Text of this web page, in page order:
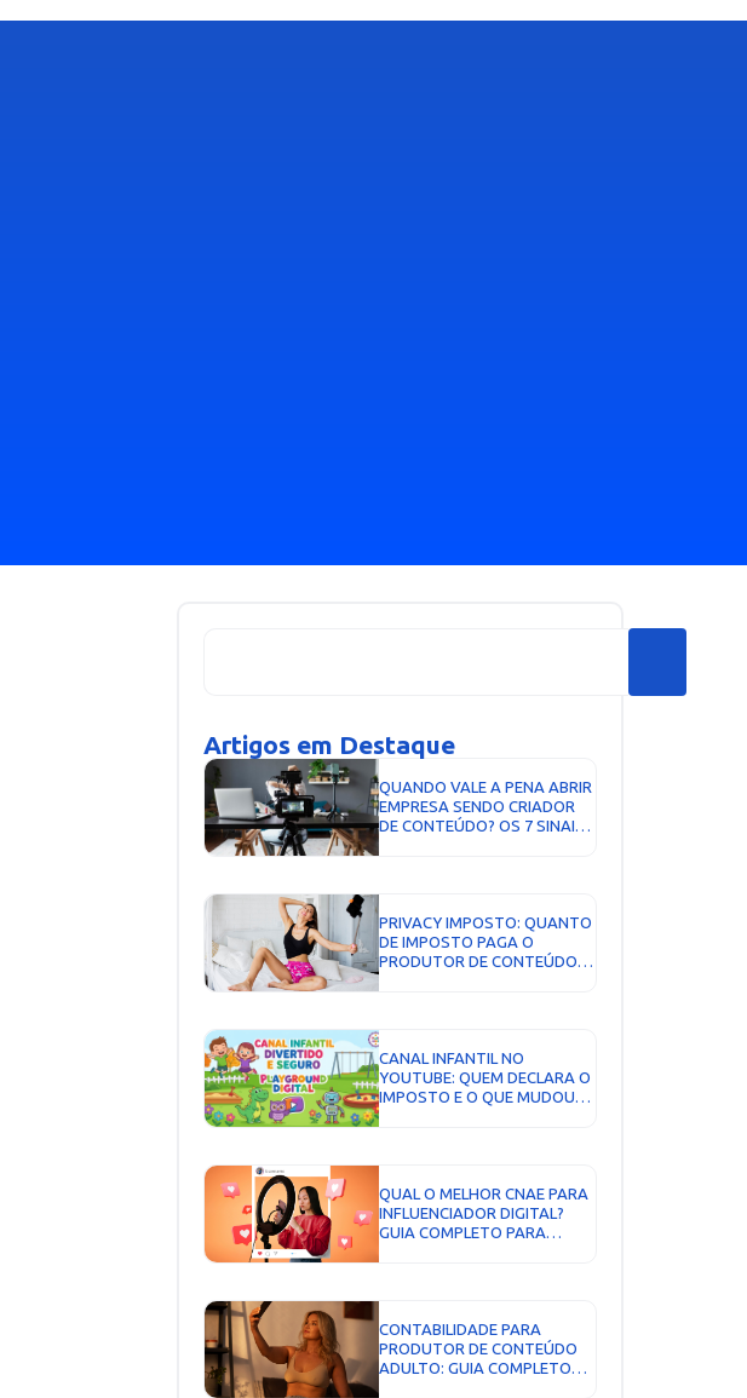
Artigos em Destaque
QUANDO VALE A PENA ABRIR
EMPRESA SENDO CRIADOR
DE CONTEÚDO? OS 7 SINAIS
QUE NÃO MENTEM...
PRIVACY IMPOSTO: QUANTO
DE IMPOSTO PAGA O
PRODUTOR DE CONTEÚDO E
COMO EMITIR NOTA FISCAL...
CANAL INFANTIL NO
YOUTUBE: QUEM DECLARA O
IMPOSTO E O QUE MUDOU
COM O ECA DIGITAL EM
QUAL O MELHOR CNAE PARA
INFLUENCIADOR DIGITAL?
GUIA COMPLETO PARA
CONTABILIDADE PARA
PRODUTOR DE CONTEÚDO
ADULTO: GUIA COMPLETO
SOBRE IMPOSTOS, CNPJ E